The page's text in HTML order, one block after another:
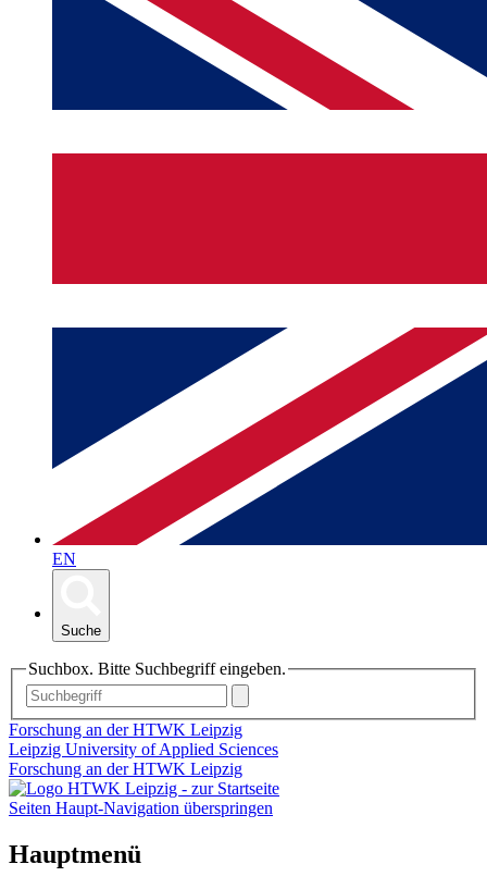
EN
Suche
Suchbox. Bitte Suchbegriff eingeben.
Forschung an der HTWK Leipzig
Leipzig University of Applied Sciences
Forschung an der HTWK Leipzig
Seiten Haupt-Navigation überspringen
Hauptmenü